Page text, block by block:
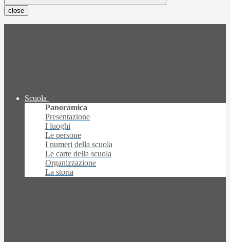
close
Scuola
Panoramica
Presentazione
I luoghi
Le persone
I numeri della scuola
Le carte della scuola
Organizzazione
La storia